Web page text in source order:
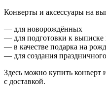
Конверты и аксессуары на
— для новорождённых
— для подготовки к выписке
— в качестве подарка на
— для создания
Здесь можно купить конверт
с доставкой.